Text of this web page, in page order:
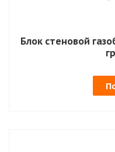
Блок стеновой